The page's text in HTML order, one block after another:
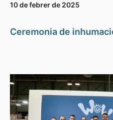
10 de febrer de 2025
Ceremonia de